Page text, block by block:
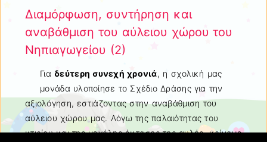
Διαμόρφωση, συντήρηση και
αναβάθμιση του αύλειου χώρου του
Νηπιαγωγείου (2)
Για δεύτερη συνεχή χρονιά, η σχολική μας
μονάδα υλοποίησε το Σχέδιο Δράσης για την
αξιολόγηση, εστιάζοντας στην αναβάθμιση του
αύλειου χώρου μας. Λόγω της παλαιότητας του
κτιρίου και της μεγάλης έκτασης της αυλής, κρίναμε